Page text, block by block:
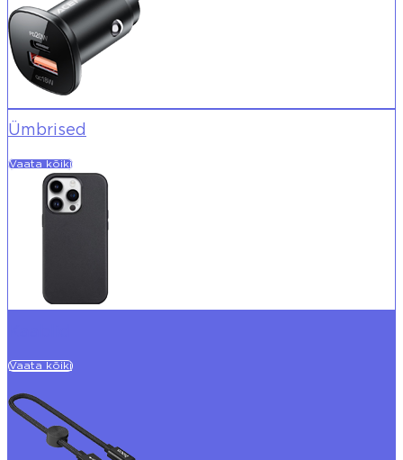
Ümbrised
Vaata kõiki
Vaata kõiki